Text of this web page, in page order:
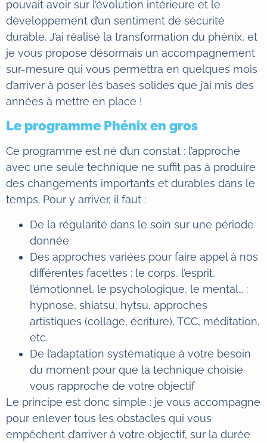
pouvait avoir sur l’évolution intérieure et le
développement d’un sentiment de sécurité
durable. J’ai réalisé la transformation du phénix, et
je vous propose désormais un accompagnement
sur-mesure qui vous permettra en quelques mois
d’arriver à poser les bases solides que j’ai mis des
années à mettre en place !
Le programme Phénix en gros
Ce programme est né d’un constat : l’approche
avec une seule technique ne suffit pas à produire
des changements importants et durables dans le
temps. Pour y arriver, il faut :
De la régularité dans le soin sur une période
donnée
Des approches variées pour faire appel à nos
différentes facettes : le corps, l’esprit,
l’émotionnel, le psychologique, le mental… :
hypnose, shiatsu, hytsu, approches
artistiques (collage, écriture), TCC, méditation,
etc.
De l’adaptation systématique à votre besoin
du moment pour que la technique choisie
vous rapproche de votre objectif
Le principe est donc simple : je vous accompagne
pour enlever tous les obstacles qui vous
empêchent d’arriver à votre objectif, sur la durée